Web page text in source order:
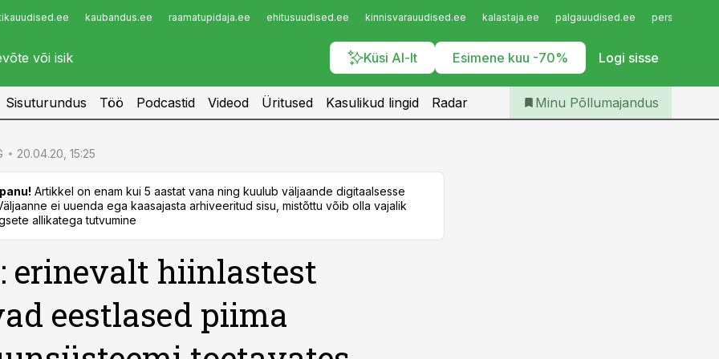
kaubandus.ee raamatupidaja.ee ehitusuudised.ee kinnisvarauudised.ee kalastaja.ee palgauudised.ee
Küsi AI-lt Esimene kuu -70% Logi sisse
Infopank
Iseteenindus
Telli Põllumajandus
Sisuturundus Töö Podcastid Videod Üritused Kasulikud lingid Radar Minu Põllumajandus
20.04.20, 15:25
Artikkel on enam kui 5 aastat vana ning kuulub väljaande digitaalsesse
ei uuenda ega kaasajasta arhiveeritud sisu, mistõttu võib olla vajalik
allikatega tutvumine
erinevalt hiinlastest
eestlased piima